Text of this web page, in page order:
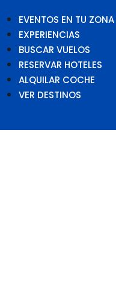
EVENTOS EN TU ZONA
EXPERIENCIAS
BUSCAR VUELOS
RESERVAR HOTELES
ALQUILAR COCHE
VER DESTINOS